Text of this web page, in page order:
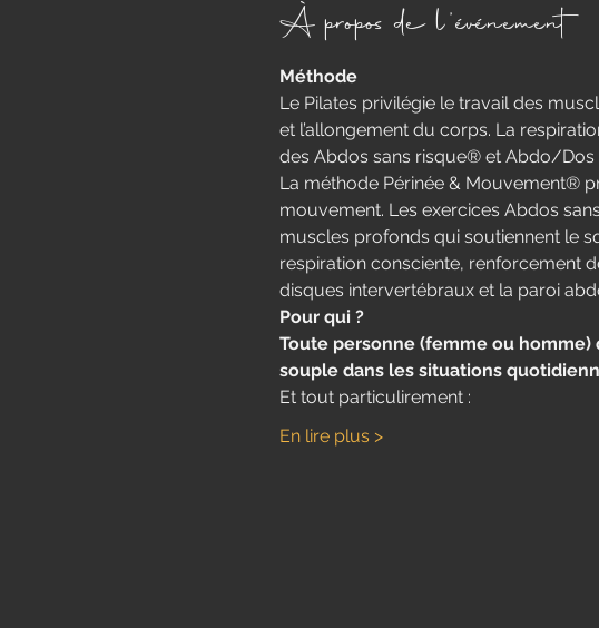
À propos de l'événement
Méthode
​Le Pilates privilégie le travail des
et l’allongement du corps. La
des Abdos sans risque® et Abdo/
La méthode Périnée & Mouvement®
mouvement.​ Les exercices Abdos
muscles profonds qui soutiennent le
respiration consciente, renforcement
disques intervertébraux et la paroi
Pour qui ?
Toute personne (femme ou
souple dans les situations
Et tout particulirement :
En lire plus >